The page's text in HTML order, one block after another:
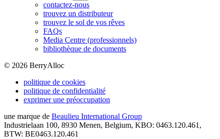
contactez-nous
trouvez un distributeur
trouvez le sol de vos rêves
FAQs
Media Centre (professionnels)
bibliothèque de documents
© 2026 BerryAlloc
politique de cookies
politique de confidentialité
exprimer une préoccupation
une marque de Beaulieu International Group
Industrielaan 100, 8930 Menen, Belgium, KBO: 0463.120.461,
BTW: BE0463.120.461